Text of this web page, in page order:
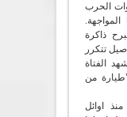
الحرب
المواجهة.
ذاكرة
تتكرر
الفتاة
من
اوائل